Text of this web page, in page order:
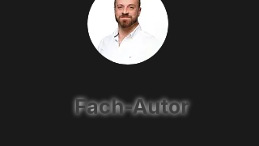
Fach-Autor